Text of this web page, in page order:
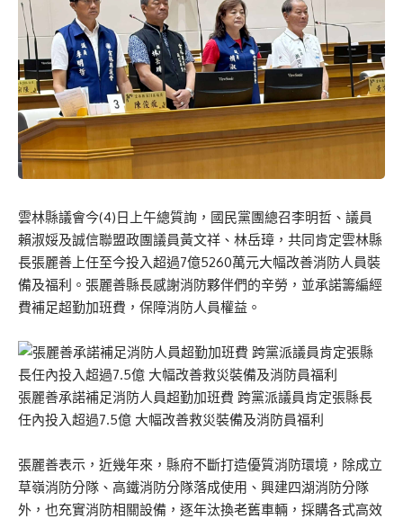
雲林縣議會今(4)日上午總質詢，國民黨團總召李明哲、議員
賴淑娞及誠信聯盟政團議員黃文祥、林岳璋，共同肯定雲林縣
長張麗善上任至今投入超過7億5260萬元大幅改善消防人員裝
備及福利。張麗善縣長感謝消防夥伴們的辛勞，並承諾籌編經
費補足超勤加班費，保障消防人員權益。
張麗善承諾補足消防人員超勤加班費 跨黨派議員肯定張縣長
任內投入超過7.5億 大幅改善救災裝備及消防員福利
張麗善表示，近幾年來，縣府不斷打造優質消防環境，除成立
草嶺消防分隊、高鐵消防分隊落成使用、興建四湖消防分隊
外，也充實消防相關設備，逐年汰換老舊車輛，採購各式高效